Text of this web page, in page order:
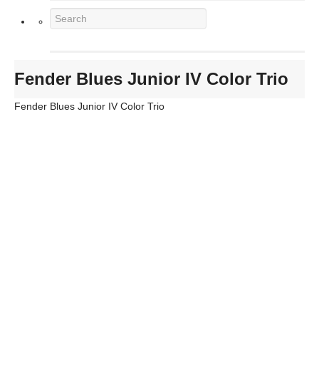
Fender Blues Junior IV Color Trio
Fender Blues Junior IV Color Trio